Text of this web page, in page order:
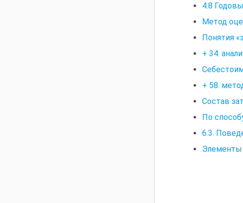
4.8
Метод
Понятия
+ 34.
+ 58.
Состав
По
6.3.
Элементы